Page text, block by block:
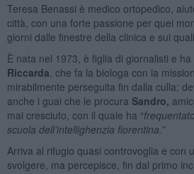
Teresa Benassi è medico ortopedico,
città, con una forte passione per quei
giorni dalle finestre della clinica e sui
È nata nel 1973, è figlia di giornalisti e ha
Riccarda , che fa la biologa con la
mirabilmente perseguita fin dalla culla;
anche i guai che le procura Sandro,
mai cresciuto, con il quale ha “
scuola dell’intellighenzia fiorentina.”
Arriva al rifugio quasi controvoglia e con
svolgere, ma percepisce, fin dal primo